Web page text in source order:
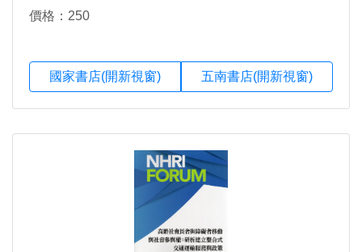
價格：250
國家書店(開新視窗) 五南書店(開新視窗)